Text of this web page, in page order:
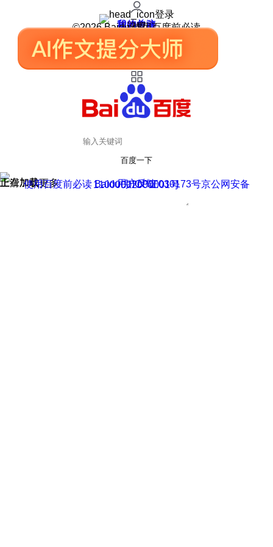
登录
我的关注
我的收藏
皮肤中心
用户反馈
设置
©2026 Baidu 使用百度前必读
百度一下
正在加载
上滑加载更多 用户反馈
使用百度前必读 Baidu 京ICP证030173号
京公网安备11000002000001号